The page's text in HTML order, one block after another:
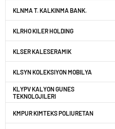
KLNMA T. KALKINMA BANK.
KLRHO KILER HOLDING
KLSER KALESERAMIK
KLSYN KOLEKSIYON MOBILYA
KLYPV KALYON GUNES
TEKNOLOJILERI
KMPUR KIMTEKS POLIURETAN